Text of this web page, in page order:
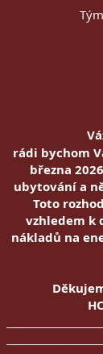
rádi bychom
března
ubytování a
Toto
vzhledem k
nákladů na